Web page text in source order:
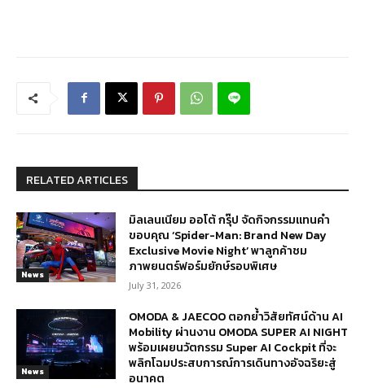
RELATED ARTICLES
News
มิลเลนเนียม ออโต้ กรุ๊ป จัดกิจกรรมแทนคำ
ขอบคุณ ‘Spider-Man: Brand New Day
Exclusive Movie Night’ พาลูกค้าชม
ภาพยนตร์ฟอร์มยักษ์รอบพิเศษ
July 31, 2026
News
OMODA & JAECOO ตอกย้ำวิสัยทัศน์ด้าน AI
Mobility ผ่านงาน OMODA SUPER AI NIGHT
พร้อมเผยนวัตกรรม Super AI Cockpit ที่จะ
พลิกโฉมประสบการณ์การเดินทางอัจฉริยะสู่
อนาคต